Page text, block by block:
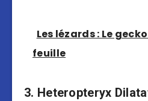
Les lézards : Le
feuille
3. Heteropteryx